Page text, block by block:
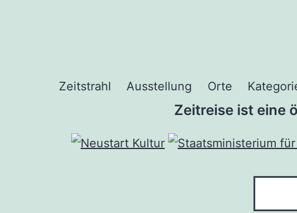
Zeitstrahl Ausstellung Orte
Zeitreise ist eine